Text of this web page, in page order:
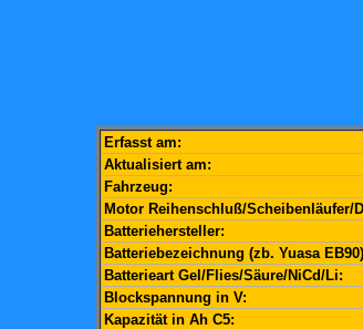
Erfasst am:
Aktualisiert am:
Fahrzeug:
Motor Reihenschluß/Scheibenläufer/
Batteriehersteller:
Batteriebezeichnung (zb. Yuasa
Batterieart Gel/Flies/Säure/NiCd/Li:
Blockspannung in V:
Kapazität in Ah C5: